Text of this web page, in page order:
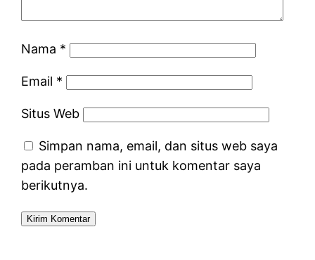
Nama *
Email *
Situs Web
Simpan nama, email, dan situs web saya
pada peramban ini untuk komentar saya
berikutnya.